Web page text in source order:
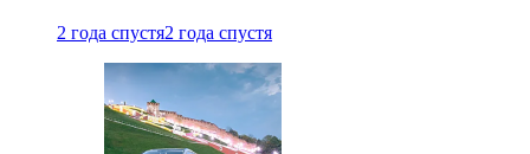
2 года спустя2 года спустя